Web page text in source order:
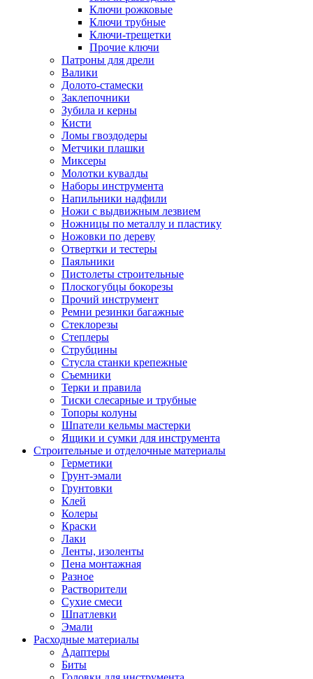
Ключи рожковые
Ключи трубные
Ключи-трещетки
Прочие ключи
Патроны для дрели
Валики
Долото-стамески
Заклепочники
Зубила и керны
Кисти
Ломы гвоздодеры
Метчики плашки
Миксеры
Молотки кувалды
Наборы инструмента
Напильники надфили
Ножи с выдвижным лезвием
Ножницы по металлу и пластику
Ножовки по дереву
Отвертки и тестеры
Паяльники
Пистолеты строительные
Плоскогубцы бокорезы
Прочий инструмент
Ремни резинки багажные
Стеклорезы
Степлеры
Струбцины
Стусла станки крепежные
Съемники
Терки и правила
Тиски слесарные и трубные
Топоры колуны
Шпатели кельмы мастерки
Ящики и сумки для инструмента
Строительные и отделочные материалы
Герметики
Грунт-эмали
Грунтовки
Клей
Колеры
Краски
Лаки
Ленты, изоленты
Пена монтажная
Разное
Растворители
Сухие смеси
Шпатлевки
Эмали
Расходные материалы
Адаптеры
Биты